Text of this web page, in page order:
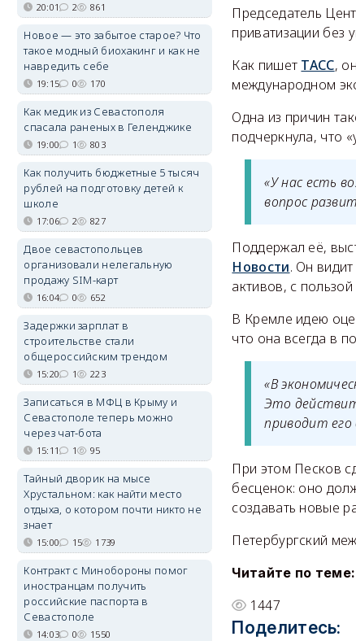
Председатель
приватизации без
Как пишет ТАСС,
международном
Одна из причин
подчеркнула, что
«У нас есть
вопрос
Поддержал её,
Новости. Он
активов, с
В Кремле идею
что она всегда в
«В
Это
приводит
При этом Песков
бесценок: оно
создавать новые
Петербургский
Читайте по теме:
1447
Поделитесь:
20:01 2 861
Новое — это забытое старое? Что
такое модный биохакинг и как не
навредить себе
19:15 0 170
Как медик из Севастополя
спасала раненых в Геленджике
19:00 1 803
Как получить бюджетные 5 тысяч
рублей на подготовку детей к
школе
17:06 2 827
Двое севастопольцев
организовали нелегальную
продажу SIM-карт
16:04 0 652
Задержки зарплат в
строительстве стали
общероссийским трендом
15:20 1 223
Записаться в МФЦ в Крыму и
Севастополе теперь можно
через чат-бота
15:11 1 95
Тайный дворик на мысе
Хрустальном: как найти место
отдыха, о котором почти никто не
знает
15:00 15 1739
Контракт с Минобороны помог
иностранцам получить
российские паспорта в
Севастополе
14:03 0 1550